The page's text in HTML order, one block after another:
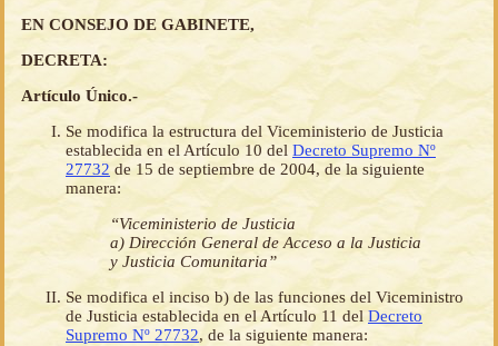
EN CONSEJO DE GABINETE,
DECRETA:
Artículo Único.-
Se modifica la estructura del Viceministerio de Justicia
establecida en el Artículo 10 del Decreto Supremo Nº
27732de 15 de septiembre de 2004, de la siguiente
manera:
“Viceministerio de Justicia
a) Dirección General de Acceso a la Justicia
y Justicia Comunitaria”
Se modifica el inciso b) de las funciones del Viceministro
de Justicia establecida en el Artículo 11 del Decreto
Supremo Nº 27732, de la siguiente manera: